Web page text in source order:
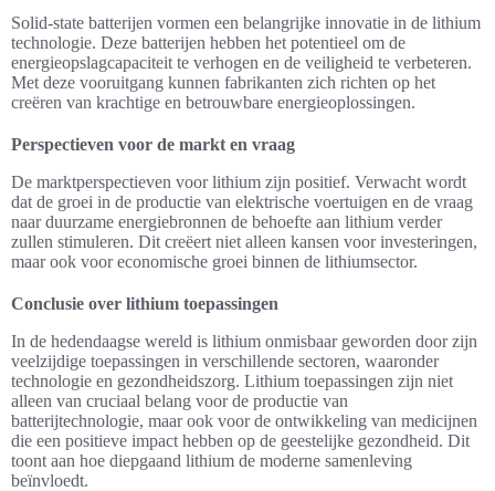
Solid-state batterijen vormen een belangrijke innovatie in de lithium
technologie. Deze batterijen hebben het potentieel om de
energieopslagcapaciteit te verhogen en de veiligheid te verbeteren.
Met deze vooruitgang kunnen fabrikanten zich richten op het
creëren van krachtige en betrouwbare energieoplossingen.
Perspectieven voor de markt en vraag
De marktperspectieven voor lithium zijn positief. Verwacht wordt
dat de groei in de productie van elektrische voertuigen en de vraag
naar duurzame energiebronnen de behoefte aan lithium verder
zullen stimuleren. Dit creëert niet alleen kansen voor investeringen,
maar ook voor economische groei binnen de lithiumsector.
Conclusie over lithium toepassingen
In de hedendaagse wereld is lithium onmisbaar geworden door zijn
veelzijdige toepassingen in verschillende sectoren, waaronder
technologie en gezondheidszorg. Lithium toepassingen zijn niet
alleen van cruciaal belang voor de productie van
batterijtechnologie, maar ook voor de ontwikkeling van medicijnen
die een positieve impact hebben op de geestelijke gezondheid. Dit
toont aan hoe diepgaand lithium de moderne samenleving
beïnvloedt.